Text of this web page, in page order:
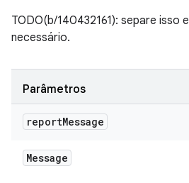
TODO(b/140432161): separe isso
necessário.
Parâmetros
reportMessage
Message